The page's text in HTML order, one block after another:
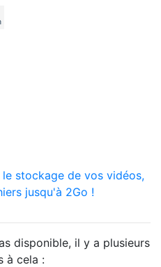
stockage de vos vidéos,
jusqu'à 2Go !
disponible, il y a plusieurs
à cela :